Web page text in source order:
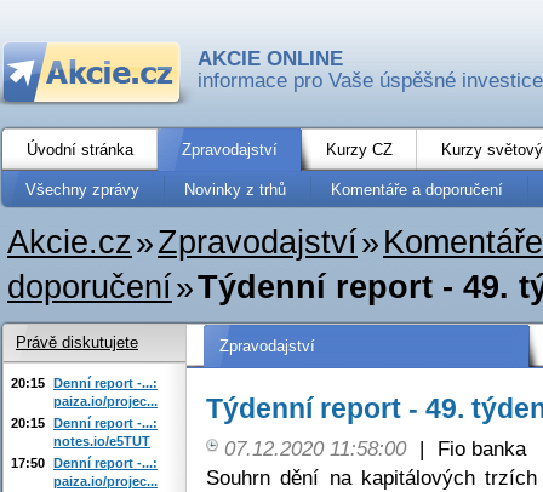
AKCIE ONLINE
informace pro Vaše úspěšné investice
Úvodní stránka Zpravodajství Kurzy CZ Kurzy
Všechny zprávy Novinky z trhů Komentáře a doporučení
Akcie.cz»Zpravodajství»
doporučení»Týdenní report - 49.
Zpravodajství
Týdenní report - 49.
07.12.2020 11:58:00 |
Fio banka
Souhrn dění na kapitálových
Právě diskutujete
20:15 Denní report -...:
paiza.io/projec...
20:15 Denní report -...:
notes.io/e5TUT
17:50 Denní report -...:
paiza.io/projec...